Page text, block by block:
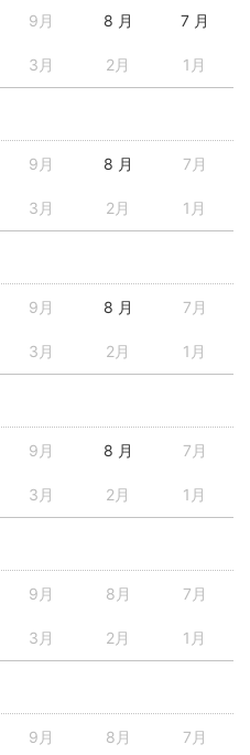
9月 8 月 7 月
3月 2月 1月
9月 8 月 7月
3月 2月 1月
9月 8 月 7月
3月 2月 1月
9月 8 月 7月
3月 2月 1月
9月 8月 7月
3月 2月 1月
9月 8月 7月